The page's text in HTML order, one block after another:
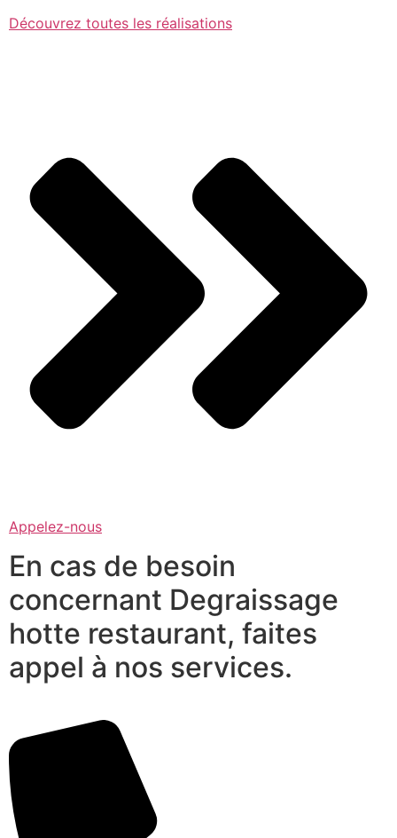
Découvrez toutes les réalisations
Appelez-nous
En cas de besoin
concernant Degraissage
hotte restaurant, faites
appel à nos services.